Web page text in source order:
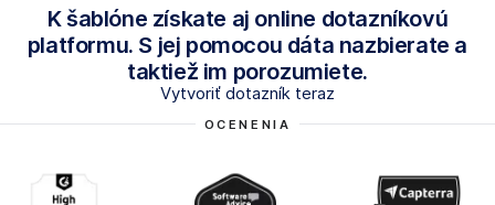
K šablóne získate aj online dotazníkovú
platformu. S jej pomocou dáta nazbierate a
taktiež im porozumiete.
Vytvoriť dotazník teraz
OCENENIA